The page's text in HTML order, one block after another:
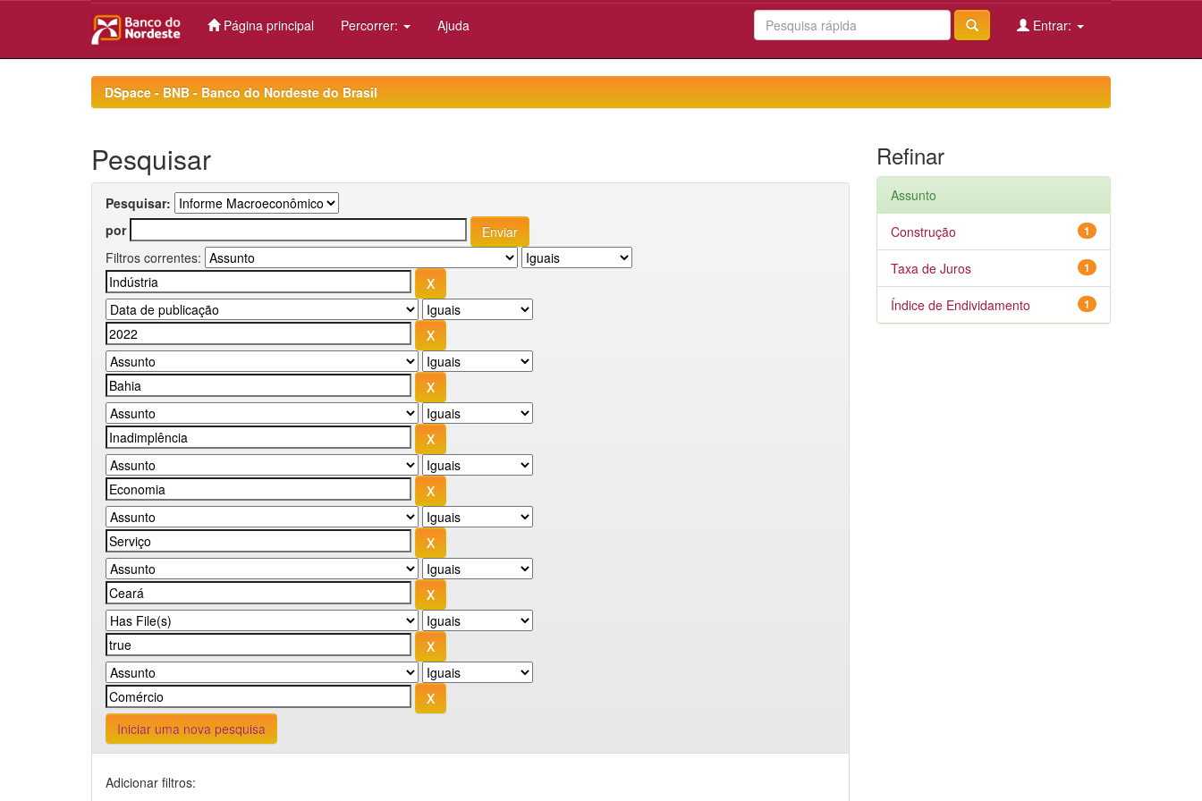
Página principal Percorrer: Ajuda Entrar:
DSpace - BNB - Banco do Nordeste do Brasil
Pesquisar
Pesquisar:
por
Filtros correntes:
Iniciar uma nova pesquisa
Adicionar filtros:
Refinar
Assunto
1
Construção
1
Taxa de Juros
1
Índice de Endividamento